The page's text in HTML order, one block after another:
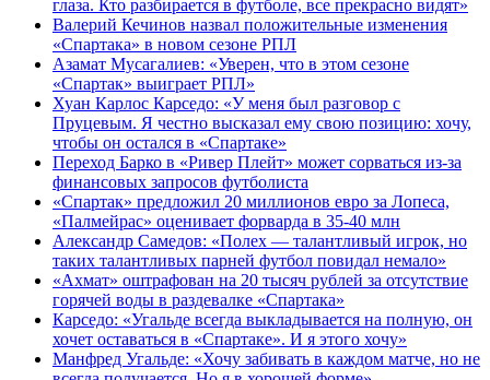
глаза. Кто разбирается в футболе, все прекрасно видят»
Валерий Кечинов назвал положительные изменения
«Спартака» в новом сезоне РПЛ
Азамат Мусагалиев: «Уверен, что в этом сезоне
«Спартак» выиграет РПЛ»
Хуан Карлос Карседо: «У меня был разговор с
Пруцевым. Я честно высказал ему свою позицию: хочу,
чтобы он остался в «Спартаке»
Переход Барко в «Ривер Плейт» может сорваться из‑за
финансовых запросов футболиста
«Спартак» предложил 20 миллионов евро за Лопеса,
«Палмейрас» оценивает форварда в 35-40 млн
Александр Самедов: «Полех — талантливый игрок, но
таких талантливых парней футбол повидал немало»
«Ахмат» оштрафован на 20 тысяч рублей за отсутствие
горячей воды в раздевалке «Спартака»
Карседо: «Угальде всегда выкладывается на полную, он
хочет оставаться в «Спартаке». И я этого хочу»
Манфред Угальде: «Хочу забивать в каждом матче, но не